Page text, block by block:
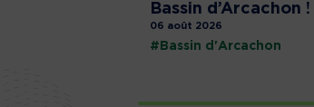
Bassin d’Arcachon !
06 août 2026
#Bassin d'Arcachon